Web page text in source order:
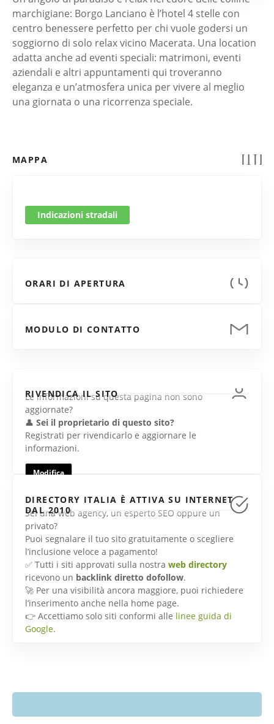
marchigiane: Borgo Lanciano è l’hotel 4 stelle con
centro benessere perfetto per chi vuole godersi un
soggiorno di solo relax vicino Macerata. Una location
adatta anche ad eventi speciali: matrimoni, eventi
aziendali e altri appuntamenti qui troveranno
eleganza e un’atmosfera unica per vivere al meglio
una giornata o una ricorrenza speciale.
MAPPA
Indicazioni stradali
ORARI DI APERTURA
MODULO DI CONTATTO
RIVENDICA IL SITO
Le informazioni su questa pagina non sono
aggiornate?
👤 Sei il proprietario di questo sito?
Registrati per rivendicarlo e aggiornare le
informazioni.
Modifica
DIRECTORY ITALIA È ATTIVA SU INTERNET
DAL 2010
Sei una web agency, un esperto SEO oppure un
privato?
Puoi segnalare il tuo sito gratuitamente o scegliere
l’inclusione veloce a pagamento!
✅ Tutti i siti approvati sulla nostra web directory
ricevono un backlink diretto dofollow.
🚀 Per una visibilità ancora maggiore, puoi richiedere
l’inserimento anche nella home page.
👉 Accettiamo solo siti conformi alle linee guida di
Google.